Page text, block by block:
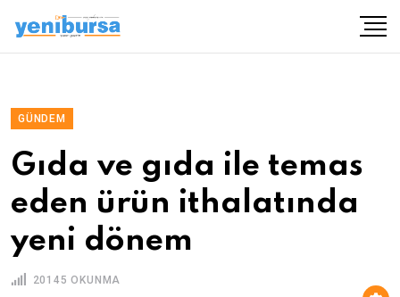
GÜNDEM
Gıda ve gıda ile temas
eden ürün ithalatında
yeni dönem
20145 OKUNMA